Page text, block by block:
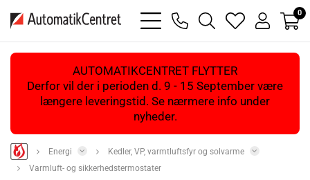
bars
light
phone
magnifying
glass
heart
light
user
light
0
AUTOMATIKCENTRET FLYTTER
Derfor vil der i perioden d. 9 - 15 September være
længere leveringstid. Se nærmere info under
nyheder.
Energi
Kedler, VP, varmtluftsfyr og solvarme
Varmluft- og sikkerhedstermostater